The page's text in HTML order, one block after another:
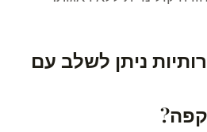
ניתן לשלב עם